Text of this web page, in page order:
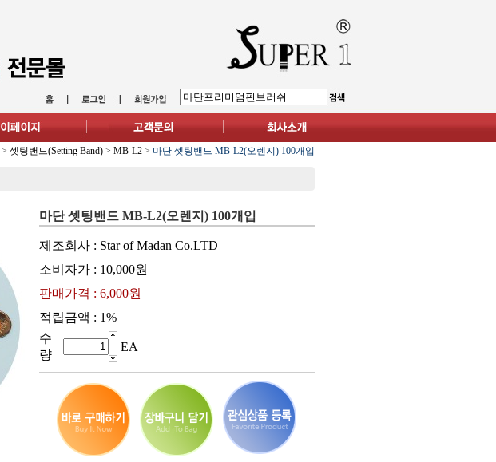
> 셋팅밴드(Setting Band) > MB-L2 > 마단 셋팅밴드 MB-L2(오렌지) 100개입
마단 셋팅밴드 MB-L2(오렌지) 100개입
제조회사 : Star of Madan Co.LTD
소비자가 :10,000원
판매가격 : 6,000원
적립금액 : 1%
수
량
EA